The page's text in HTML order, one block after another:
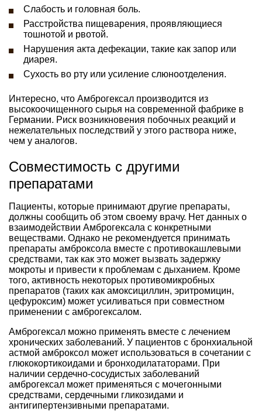
Слабость и головная боль.
Расстройства пищеварения, проявляющиеся
тошнотой и рвотой.
Нарушения акта дефекации, такие как запор или
диарея.
Сухость во рту или усиление слюноотделения.
Интересно, что Амброгексал производится из
высокоочищенного сырья на современной фабрике в
Германии. Риск возникновения побочных реакций и
нежелательных последствий у этого раствора ниже,
чем у аналогов.
Совместимость с другими
препаратами
Пациенты, которые принимают другие препараты,
должны сообщить об этом своему врачу. Нет данных о
взаимодействии Амброгексала с конкретными
веществами. Однако не рекомендуется принимать
препараты амброксола вместе с противокашлевыми
средствами, так как это может вызвать задержку
мокроты и привести к проблемам с дыханием. Кроме
того, активность некоторых противомикробных
препаратов (таких как амоксициллин, эритромицин,
цефуроксим) может усиливаться при совместном
применении с амброгексалом.
Амброгексал можно применять вместе с лечением
хронических заболеваний. У пациентов с бронхиальной
астмой амброксол может использоваться в сочетании с
глюкокортикоидами и бронходилататорами. При
наличии сердечно-сосудистых заболеваний
амброгексал может применяться с мочегонными
средствами, сердечными гликозидами и
антигипертензивными препаратами.